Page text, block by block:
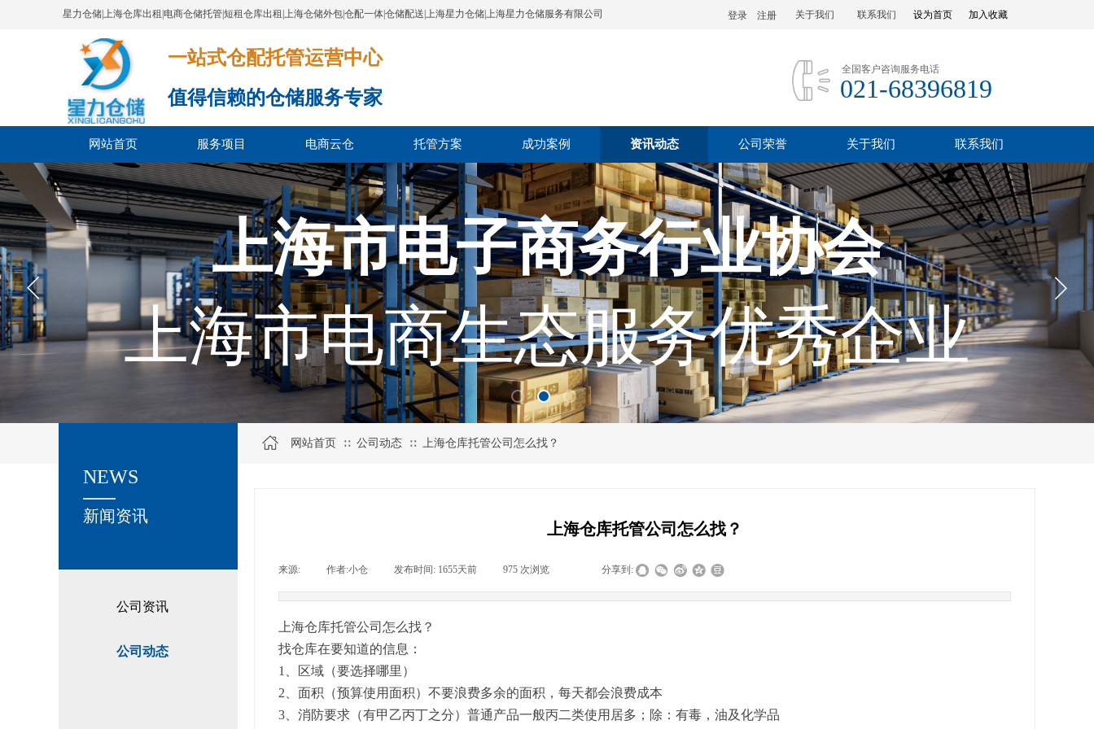
星力仓储|上海仓库出租|电商仓储托管|短租仓库出租|上海仓储外包|仓配一体|仓储配送|上海星力仓储|上海星力仓储服务有限公司 设为首页 加入收藏
登录 注册 联系我们
关于我们
一站式仓配托管运营中心​​​​​​​​​​​​​​​​​
值得信赖的仓储服务专家
全国客户咨询服务电话
021-68396819
网站首页 服务项目 电商云仓 托管方案 成功案例 资讯动态 公司荣誉 关于我们 联系我们
上海市电子商务行业协会
上海市电商生态服务优秀企业
公司资讯
公司动态
关于我们
新闻资讯
NEWS
网站首页 ∷ 公司动态 ∷ 上海仓库托管公司怎么找？
上海仓库托管公司怎么找？
来源: 作者:小仓 发布时间: 1655天前 975 次浏览 分享到:
上海仓库托管公司怎么找？
找仓库在要知道的信息：
1、区域（要选择哪里）
2、面积（预算使用面积）不要浪费多余的面积，每天都会浪费成本
3、消防要求（有甲乙丙丁之分）普通产品一般丙二类使用居多；除：有毒，油及化学品